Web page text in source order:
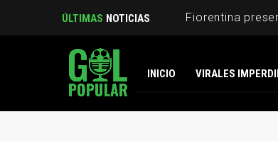
ÚLTIMAS NOTICIAS
INICIO VIRALES